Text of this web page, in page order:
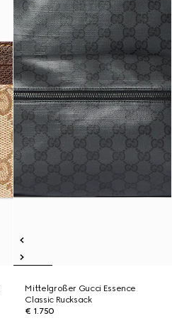
Mittelgroßer Gucci Essence
Classic Rucksack
€ 1.750